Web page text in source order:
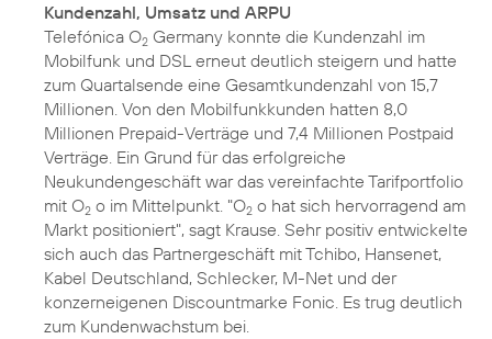
Kundenzahl, Umsatz und ARPU
Telefónica O2 Germany konnte die Kundenzahl im
Mobilfunk und DSL erneut deutlich steigern und hatte
zum Quartalsende eine Gesamtkundenzahl von 15,7
Millionen. Von den Mobilfunkkunden hatten 8,0
Millionen Prepaid-Verträge und 7,4 Millionen Postpaid
Verträge. Ein Grund für das erfolgreiche
Neukundengeschäft war das vereinfachte Tarifportfolio
mit O2 o im Mittelpunkt. "O2 o hat sich hervorragend am
Markt positioniert", sagt Krause. Sehr positiv entwickelte
sich auch das Partnergeschäft mit Tchibo, Hansenet,
Kabel Deutschland, Schlecker, M-Net und der
konzerneigenen Discountmarke Fonic. Es trug deutlich
zum Kundenwachstum bei.